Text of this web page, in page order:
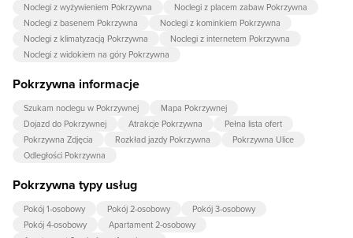
Noclegi z wyżywieniem Pokrzywna
Noclegi z placem zabaw Pokrzywna
Noclegi z basenem Pokrzywna
Noclegi z kominkiem Pokrzywna
Noclegi z klimatyzacją Pokrzywna
Noclegi z internetem Pokrzywna
Noclegi z widokiem na góry Pokrzywna
Pokrzywna informacje
Szukam noclegu w Pokrzywnej
Mapa Pokrzywnej
Dojazd do Pokrzywnej
Atrakcje Pokrzywna
Pełna lista ofert
Pokrzywna Zdjęcia
Rozkład jazdy Pokrzywna
Pokrzywna Ulice
Odległości Pokrzywna
Pokrzywna typy usług
Pokój 1-osobowy Pokój 2-osobowy
Pokój 3-osobowy
Pokój 4-osobowy
Apartament 2-osobowy